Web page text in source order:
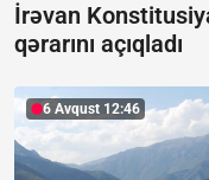
İrəvan
qərarını açıqladı
6 Avqust 12:46